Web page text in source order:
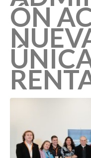
ÓN